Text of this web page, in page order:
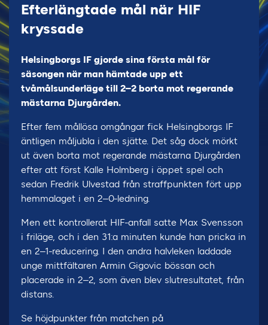
Efterlängtade mål när HIF
kryssade
Helsingborgs IF gjorde sina första mål för
säsongen när man hämtade upp ett
tvåmålsunderläge till 2–2 borta mot regerande
mästarna Djurgården.
Efter fem mållösa omgångar fick Helsingborgs IF
äntligen måljubla i den sjätte. Det såg dock mörkt
ut även borta mot regerande mästarna Djurgården
efter att först Kalle Holmberg i öppet spel och
sedan Fredrik Ulvestad från straffpunkten fört upp
hemmalaget i en 2–0-ledning.
Men ett kontrollerat HIF-anfall satte Max Svensson
i friläge, och i den 31:a minuten kunde han pricka in
en 2–1-reducering. I den andra halvleken laddade
unge mittfältaren Armin Gigovic bössan och
placerade in 2–2, som även blev slutresultatet, från
distans.
Se höjdpunkter från matchen på